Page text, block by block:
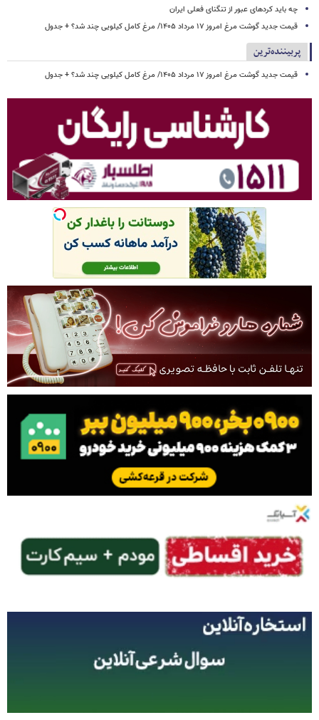
چه باید کردهای عبور از تنگنای فعلی ایران
قیمت جدید گوشت مرغ امروز ۱۷ مرداد ۱۴۰۵/ مرغ کامل کیلویی چند شد؟ + جدول
پربیننده‌ترین
قیمت جدید گوشت مرغ امروز ۱۷ مرداد ۱۴۰۵/ مرغ کامل کیلویی چند شد؟ + جدول